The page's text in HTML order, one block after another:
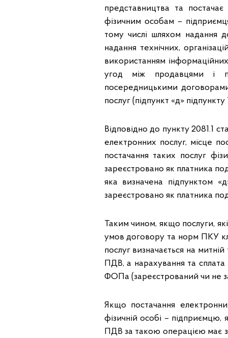
представництва та
фізичним особам –
тому числі шляхом надання
надання технічних,
використанням
угод між продавцями і
посередницькими
послуг (підпункт «д» підпункту
Відповідно до пункту 2081.1
електронних послуг, місце
постачання таких послуг
зареєстровано як платника
яка визначена підпунктом
зареєстровано як платника
Таким чином, якщо послуги,
умов договору та норм ПКУ
послуг визначається на
ПДВ, а нарахування та
ФОПа (зареєстрований чи не
Якщо постачання
фізичній особі –
ПДВ за такою операцією має